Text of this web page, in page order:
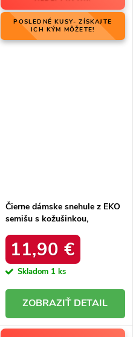
POSLEDNÉ KUSY- ZÍSKAJTE
ICH KÝM MÔŽETE!
Čierne dámske snehule z EKO
semišu s kožušinkou,
11,90 €
Skladom 1 ks
DETAIL